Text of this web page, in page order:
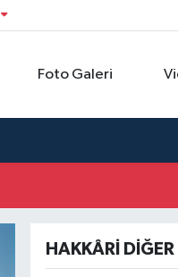
Foto Galeri
HAKKÂRI DIĞER